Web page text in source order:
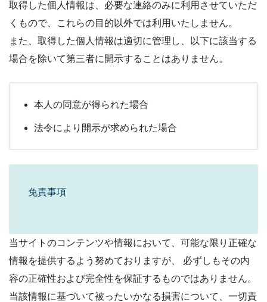
取得した個人情報は、必要な連絡のみに利用させていただ
くもので、これらの目的以外では利用いたしません。
また、取得した個人情報は適切に管理し、以下に該当する
場合を除いて第三者に開示することはありません。
本人の同意が得られた場合
法令により開示が求められた場合
免責事項
当サイトのコンテンツや情報において、可能な限り正確な
情報を提供するよう努めておりますが、 必ずしもその内
容の正確性および完全性を保証するものではありません。
当該情報に基づいて被ったいかなる損害について、一切責